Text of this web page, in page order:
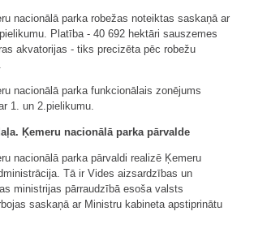
nacionālā parka robežas noteiktas saskaņā ar
Platība - 40 692 hektāri sauszemes
akvatorijas - tiks precizēta pēc robežu
nacionālā parka funkcionālais zonējums
1. un 2.pielikumu.
Ķemeru nacionālā parka pārvalde
nacionālā parka pārvaldi realizē Ķemeru
Tā ir Vides aizsardzības un
ministrijas pārraudzībā esoša valsts
saskaņā ar Ministru kabineta apstiprinātu